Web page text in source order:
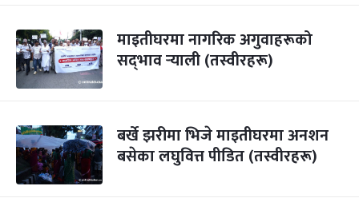
माइतीघरमा नागरिक अगुवाहरूको
सद्‌भाव र्‍याली (तस्वीरहरू)
बर्खे झरीमा भिजे माइतीघरमा अनशन
बसेका लघुवित्त पीडित (तस्वीरहरू)